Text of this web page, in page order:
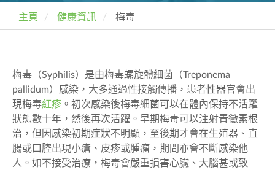
主頁 健康資訊 梅毒
梅毒（Syphilis）是由梅毒螺旋體細菌（Treponema
pallidum）感染，大多通過性接觸傳播，患者性器官會出
現梅毒紅疹 。初次感染後梅毒細菌可以在體內保持不活躍
狀態數十年，然後再次活躍。早期梅毒可以注射青黴素根
治，但因感染初期症狀不明顯，至後期才會在生殖器、直
腸或口腔出現小瘡、皮疹或腫瘤，期間亦會不斷感染他
人。如不接受治療，梅毒會嚴重損害心臟、大腦甚或致